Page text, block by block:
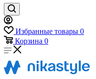
Избранные товары 0
Корзина 0